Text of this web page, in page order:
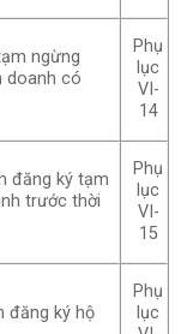
ngừng
doanh có
Phụ
lục
VI-
14
đăng ký tạm
trước thời
Phụ
lục
VI-
15
đăng ký hộ
Phụ
lục